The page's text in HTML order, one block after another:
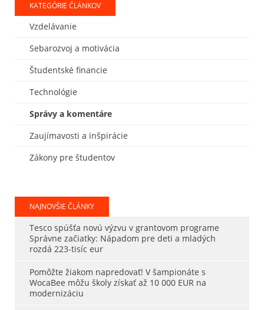
KATEGÓRIE ČLÁNKOV
Vzdelávanie
Sebarozvoj a motivácia
Študentské financie
Technológie
Správy a komentáre
Zaujímavosti a inšpirácie
Zákony pre študentov
NAJNOVŠIE ČLÁNKY
Tesco spúšťa novú výzvu v grantovom programe
Správne začiatky: Nápadom pre deti a mladých
rozdá 223-tisíc eur
Pomôžte žiakom napredovať! V šampionáte s
WocaBee môžu školy získať až 10 000 EUR na
modernizáciu